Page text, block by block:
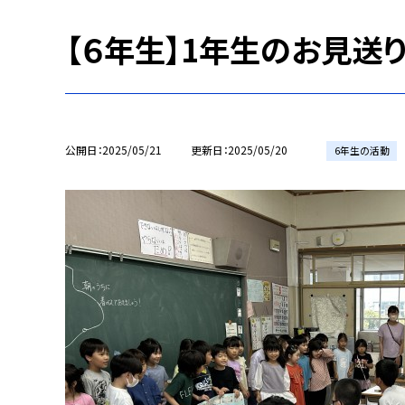
【６年生】1年生のお見送
公開日 2025/05/21 更新日 2025/05/20 6年生の活動